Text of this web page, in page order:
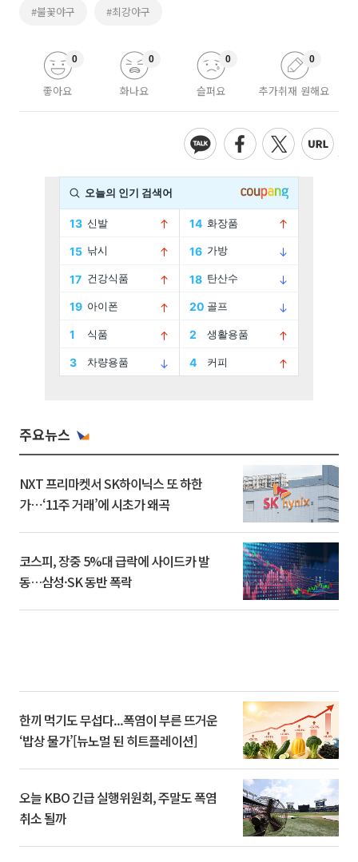
#불꽃야구 #최강야구
좋아요
0
화나요
0
슬퍼요
0
추가취재 원해요
0
주요뉴스
NXT 프리마켓서 SK하이닉스 또 하한
가⋯‘11주 거래’에 시초가 왜곡
코스피, 장중 5%대 급락에 사이드카 발
동…삼성·SK 동반 폭락
한끼 먹기도 무섭다...폭염이 부른 뜨거운
‘밥상 물가’[뉴노멀 된 히트플레이션]
오늘 KBO 긴급 실행위원회, 주말도 폭염
취소 될까